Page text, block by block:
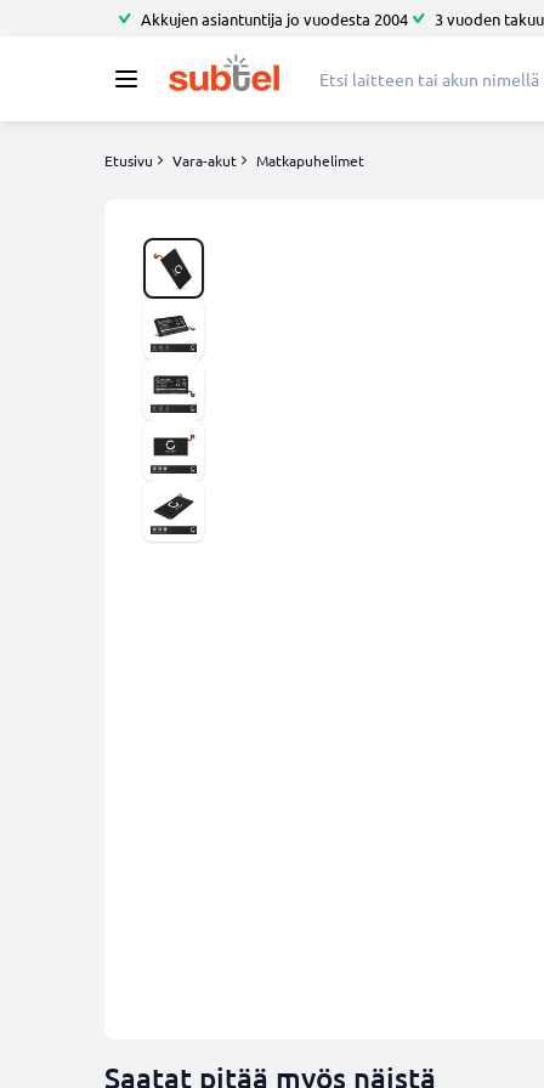
Akkujen asiantuntija jo vuodesta 2004 3 vuoden takuu
Etusivu Vara-akut Matkapuhelimet
Saatat pitää myös näistä